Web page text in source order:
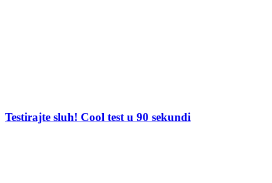
Testirajte sluh! Cool test u 90 sekundi